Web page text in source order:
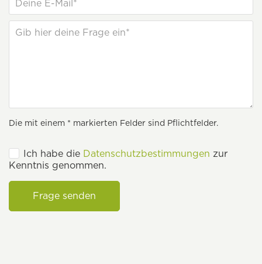
Die mit einem * markierten Felder sind Pflichtfelder.
Ich habe die Datenschutzbestimmungen zur
Kenntnis genommen.
Frage senden